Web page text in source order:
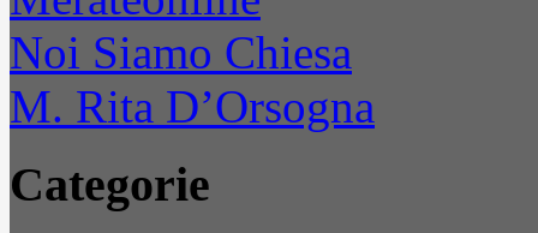
Noi Siamo Chiesa
M. Rita D’Orsogna
Categorie